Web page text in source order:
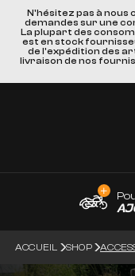
N'hésitez pas à
demandes sur une
La plupart des
est en stock
de l'expédition des
livraison de nos
ACCUEIL SHOP